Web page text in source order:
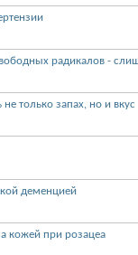
радикалов -
только запах, но и вкус
деменцией
кожей при розацеа